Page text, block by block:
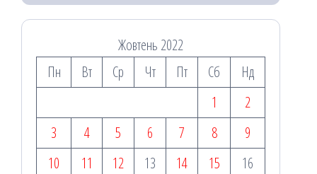
Жовтень 2022
Пн
Вт Ср Чт Пт Сб
Нд
1
2
3
4 5 6 7 8
9
10
11 12 13 14 15
16